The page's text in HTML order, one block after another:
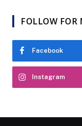
FOLLOW FOR
Facebook
Instagram